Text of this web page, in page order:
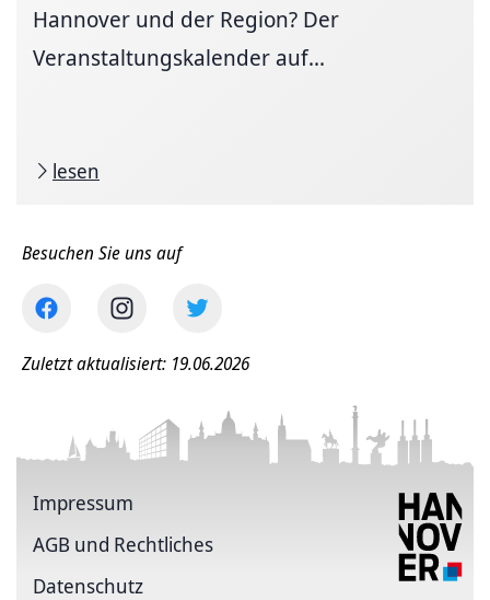
Hannover und der Region? Der
Veranstaltungskalender auf...
lesen
Besuchen Sie uns auf
Zuletzt aktualisiert: 19.06.2026
Impressum
AGB und Rechtliches
Datenschutz